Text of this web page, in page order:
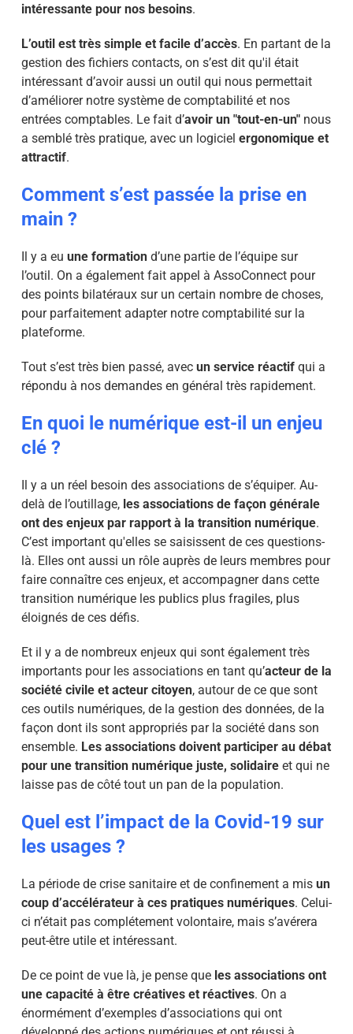
intéressante pour nos besoins.
L’outil est très simple et facile d’accès. En partant de la
gestion des fichiers contacts, on s’est dit qu'il était
intéressant d’avoir aussi un outil qui nous permettait
d’améliorer notre système de comptabilité et nos
entrées comptables. Le fait d’avoir un "tout-en-un"nous
a semblé très pratique, avec un logiciel ergonomique et
attractif.
Comment s’est passée la prise en
main ?
Il y a eu une formationd’une partie de l’équipe sur
l’outil. On a également fait appel à AssoConnect pour
des points bilatéraux sur un certain nombre de choses,
pour parfaitement adapter notre comptabilité sur la
plateforme.
Tout s’est très bien passé, avec un service réactifqui a
répondu à nos demandes en général très rapidement.
En quoi le numérique est-il un enjeu
clé ?
Il y a un réel besoin des associations de s’équiper. Au-
delà de l’outillage, les associations de façon générale
ont des enjeux par rapport à la transition numérique.
C’est important qu'elles se saisissent de ces questions-
là. Elles ont aussi un rôle auprès de leurs membres pour
faire connaître ces enjeux, et accompagner dans cette
transition numérique les publics plus fragiles, plus
éloignés de ces défis.
Et il y a de nombreux enjeux qui sont également très
importants pour les associations en tant qu’acteur de la
société civile et acteur citoyen, autour de ce que sont
ces outils numériques, de la gestion des données, de la
façon dont ils sont appropriés par la société dans son
ensemble. Les associations doivent participer au débat
pour une transition numérique juste, solidaireet qui ne
laisse pas de côté tout un pan de la population.
Quel est l’impact de la Covid-19 sur
les usages ?
La période de crise sanitaire et de confinement a mis un
coup d’accélérateur à ces pratiques numériques. Celui-
ci n’était pas complétement volontaire, mais s’avérera
peut-être utile et intéressant.
De ce point de vue là, je pense que les associations ont
une capacité à être créatives et réactives. On a
énormément d’exemples d’associations qui ont